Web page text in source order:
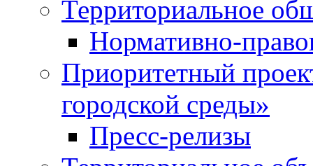
Территориальное
Нормативно-
Приоритетный
городской среды»
Пресс-релизы